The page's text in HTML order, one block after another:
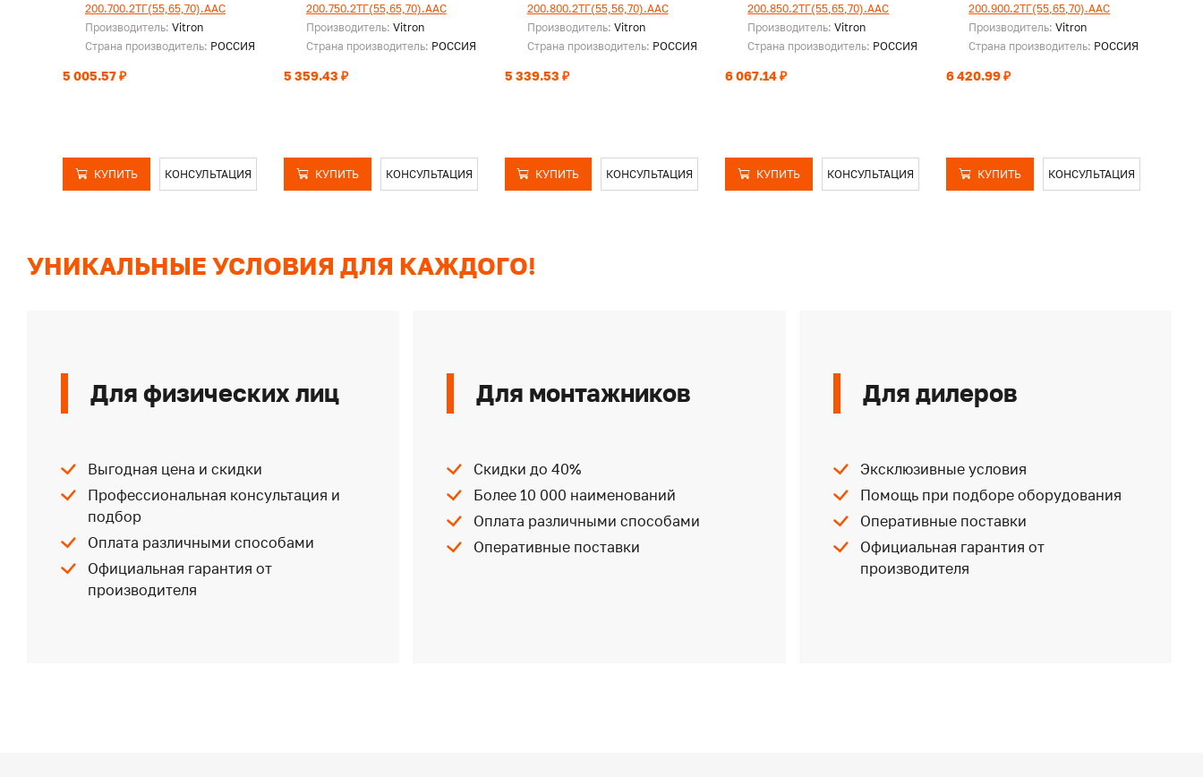
200.700.2ТГ(55,65,70).ААС
Производитель: Vitron
Страна производитель: РОССИЯ
5 005.57 ₽
КУПИТЬ КОНСУЛЬТАЦИЯ
200.750.2ТГ(55,65,70).ААС
Производитель: Vitron
Страна производитель: РОССИЯ
5 359.43 ₽
КУПИТЬ КОНСУЛЬТАЦИЯ
200.800.2ТГ(55,56,70).ААС
Производитель: Vitron
Страна производитель: РОССИЯ
5 339.53 ₽
КУПИТЬ КОНСУЛЬТАЦИЯ
200.850.2ТГ(55,65,70).ААС
Производитель:Vitron
Страна производитель: РОССИЯ
6 067.14 ₽
КУПИТЬ КОНСУЛЬТАЦИЯ
200.900.2ТГ(55,65,70).ААС
Производитель:Vitron
Страна производитель: РОССИЯ
6 420.99 ₽
КУПИТЬ КОНСУЛЬТАЦИЯ
УНИКАЛЬНЫЕ УСЛОВИЯ ДЛЯ КАЖДОГО!
Для физических лиц
Выгодная цена и скидки
Профессиональная консультация и
подбор
Оплата различными способами
Официальная гарантия от
производителя
Для монтажников
Скидки до 40%
Более 10 000 наименований
Оплата различными способами
Оперативные поставки
Для дилеров
Эксклюзивные условия
Помощь при подборе оборудования
Оперативные поставки
Официальная гарантия от
производителя